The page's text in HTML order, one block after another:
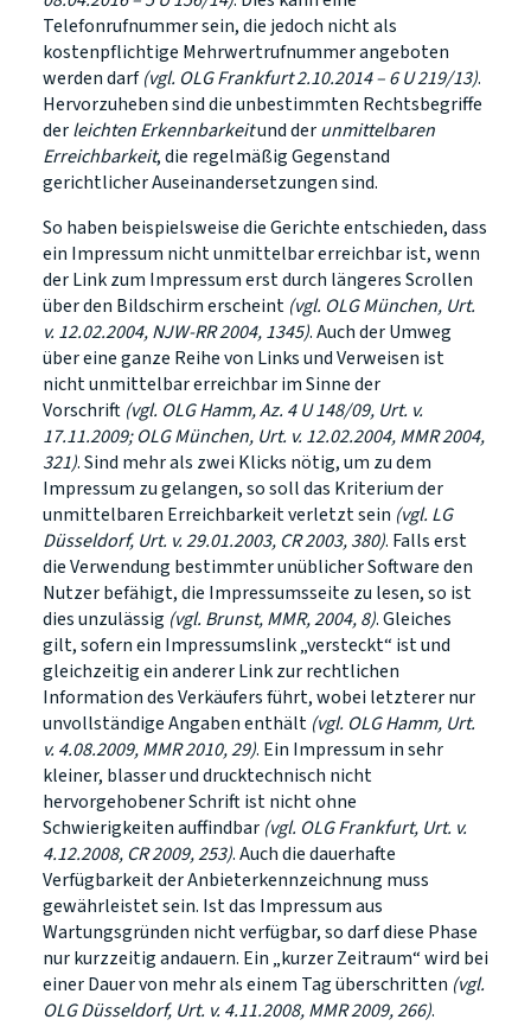
Telefonrufnummer sein, die jedoch nicht als
kostenpflichtige Mehrwertrufnummer angeboten
werden darf(vgl. OLG Frankfurt 2.10.2014 – 6 U 219/13).
Hervorzuheben sind die unbestimmten Rechtsbegriffe
derleichten Erkennbarkeitund derunmittelbaren
Erreichbarkeit, die regelmäßig Gegenstand
gerichtlicher Auseinandersetzungen sind.
So haben beispielsweise die Gerichte entschieden, dass
ein Impressum nicht unmittelbar erreichbar ist, wenn
der Link zum Impressum erst durch längeres Scrollen
über den Bildschirm erscheint (vgl. OLG München, Urt.
v. 12.02.2004, NJW-RR 2004, 1345). Auch der Umweg
über eine ganze Reihe von Links und Verweisen ist
nicht unmittelbar erreichbar im Sinne der
Vorschrift (vgl. OLG Hamm, Az. 4 U 148/09, Urt. v.
17.11.2009; OLG München, Urt. v. 12.02.2004, MMR 2004,
321). Sind mehr als zwei Klicks nötig, um zu dem
Impressum zu gelangen, so soll das Kriterium der
unmittelbaren Erreichbarkeit verletzt sein (vgl. LG
Düsseldorf, Urt. v. 29.01.2003, CR 2003, 380). Falls erst
die Verwendung bestimmter unüblicher Software den
Nutzer befähigt, die Impressumsseite zu lesen, so ist
dies unzulässig (vgl. Brunst, MMR, 2004, 8). Gleiches
gilt, sofern ein Impressumslink „versteckt“ ist und
gleichzeitig ein anderer Link zur rechtlichen
Information des Verkäufers führt, wobei letzterer nur
unvollständige Angaben enthält (vgl. OLG Hamm, Urt.
v. 4.08.2009, MMR 2010, 29). Ein Impressum in sehr
kleiner, blasser und drucktechnisch nicht
hervorgehobener Schrift ist nicht ohne
Schwierigkeiten auffindbar (vgl. OLG Frankfurt, Urt. v.
4.12.2008, CR 2009, 253). Auch die dauerhafte
Verfügbarkeit der Anbieterkennzeichnung muss
gewährleistet sein. Ist das Impressum aus
Wartungsgründen nicht verfügbar, so darf diese Phase
nur kurzzeitig andauern. Ein „kurzer Zeitraum“ wird bei
einer Dauer von mehr als einem Tag überschritten (vgl.
OLG Düsseldorf, Urt. v. 4.11.2008, MMR 2009, 266).